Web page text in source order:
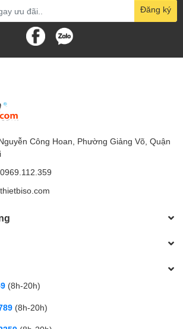
Đăng ký
Công Hoan, Phường Giảng Võ, Quận
0969.112.359
(8h-20h)
(8h-20h)